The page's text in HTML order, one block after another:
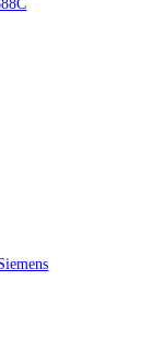
185
195F
628C
688C